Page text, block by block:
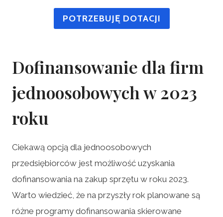
POTRZEBUJĘ DOTACJI
Dofinansowanie dla firm
jednoosobowych w 2023
roku
Ciekawą opcją dla jednoosobowych
przedsiębiorców jest możliwość uzyskania
dofinansowania na zakup sprzętu w roku 2023.
Warto wiedzieć, że na przyszły rok planowane są
różne programy dofinansowania skierowane